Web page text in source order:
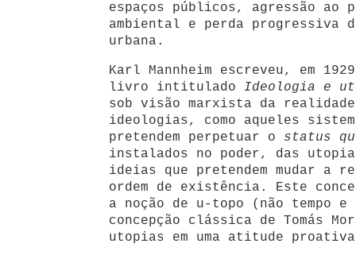
espaços públicos, agressão
ambiental e perda progressiva
urbana.
Karl Mannheim escreveu, em
livro intitulado Ideologia e
sob visão marxista da
ideologias, como aqueles
pretendem perpetuar o status
instalados no poder, das
ideias que pretendem mudar a
ordem de existência. Este
a noção de u-topo (não tempo
concepção clássica de Tomás
utopias em uma atitude